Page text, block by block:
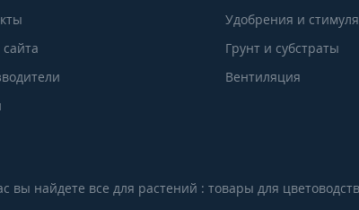
Удобрения и
Грунт и субстраты
Вентиляция
найдете все для растений : товары для